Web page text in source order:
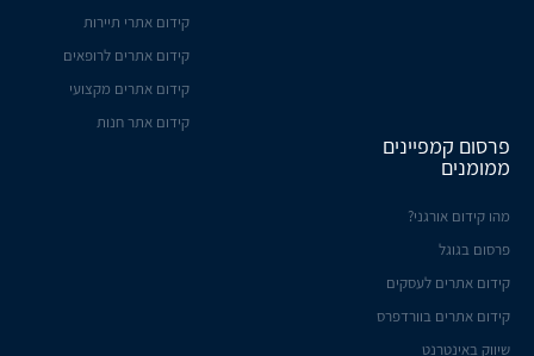
קידום אתרי תיירות
קידום אתרים לרופאים
קידום אתרים מקצועי
קידום אתר חנות
פרסום קמפיינים
ממומנים
מהו קידום אורגני?
פרסום בגוגל
קידום אתרים לעסקים
קידום אתרים בוורדפרס
שיווק באינטרנט